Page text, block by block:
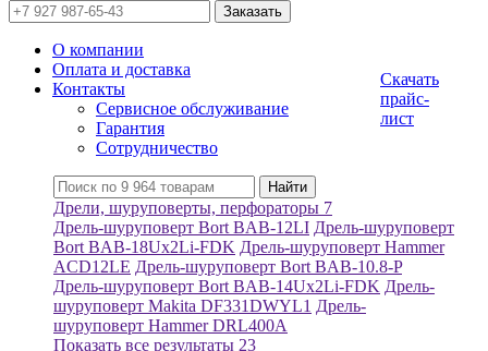
О компании
Оплата и доставка
Контакты
Сервисное обслуживание
Гарантия
Сотрудничество
Скачать
прайс-
лист
Дрели, шуруповерты, перфораторы 7
Дрель-шуруповерт Bort BAB-12LI Дрель-шуруповерт
Bort BAB-18Ux2Li-FDK Дрель-шуруповерт Hammer
ACD12LE Дрель-шуруповерт Bort BAB-10.8-P
Дрель-шуруповерт Bort BAB-14Ux2Li-FDK Дрель-
шуруповерт Makita DF331DWYL1 Дрель-
шуруповерт Hammer DRL400A
Показать все результаты 23